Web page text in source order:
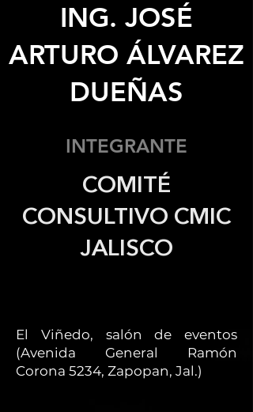
ING. JOSÉ
ARTURO ÁLVAREZ
DUEÑAS
INTEGRANTE
COMITÉ
CONSULTIVO CMIC
JALISCO
El Viñedo, salón de eventos
(Avenida General Ramón
Corona 5234, Zapopan, Jal.)